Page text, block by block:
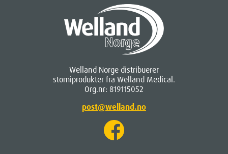
Welland Norge distribuerer
stomiprodukter fra Welland Medical.
Org.nr: 819115052
post@welland.no